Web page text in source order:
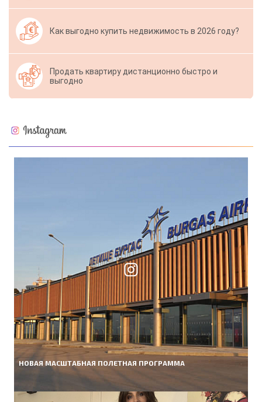
Как выгодно купить недвижимость в 2026 году?
Продать квартиру дистанционно быстро и
выгодно
НОВАЯ МАСШТАБНАЯ ПОЛЕТНАЯ ПРОГРАММА